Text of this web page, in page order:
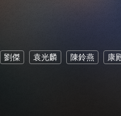
劉傑 袁光麟 陳鈴燕 康